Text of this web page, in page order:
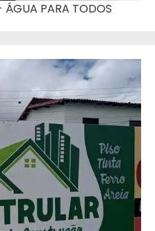
ÁGUA PARA TODOS